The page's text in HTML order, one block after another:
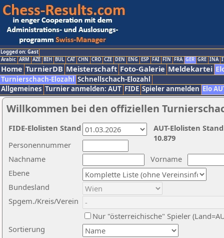
Logged on: Gast
Arabic ARM AZE BIH BUL CAT CHN CRO CZE DEN ENG ESP FAI FIN FRA GER GRE INA
Home TurnierDB Meisterschaft Foto-Galerie Meldekartei
Turnierschach-Elozahl Schnellschach-Elozahl
Allgemeines Turnier anmelden: AUT FIDE Spieler anmelden Elo
Willkommen bei den offiziellen
Nachname
Vorname
Ebene
Sortierung
Personennummer
Bundesland
Spgem./Kreis/Verein
Nur "österreichische" Spieler
AUT-Elolisten
10.879
FIDE-Elolisten Stand